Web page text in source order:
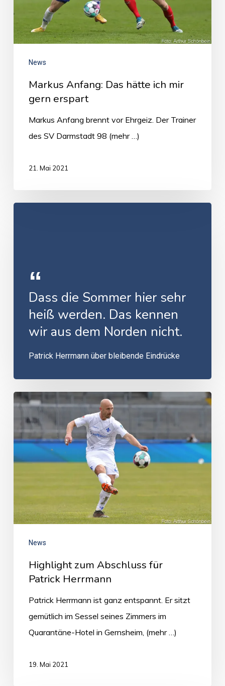
News
Markus Anfang: Das hätte ich mir
gern erspart
Markus Anfang brennt vor Ehrgeiz. Der Trainer
des SV Darmstadt 98 (mehr …)
21. Mai 2021
Dass die Sommer hier sehr
heiß werden. Das kennen
wir aus dem Norden nicht.
Patrick Herrmann über bleibende Eindrücke
News
Highlight zum Abschluss für
Patrick Herrmann
Patrick Herrmann ist ganz entspannt. Er sitzt
gemütlich im Sessel seines Zimmers im
Quarantäne-Hotel in Gernsheim, (mehr …)
19. Mai 2021